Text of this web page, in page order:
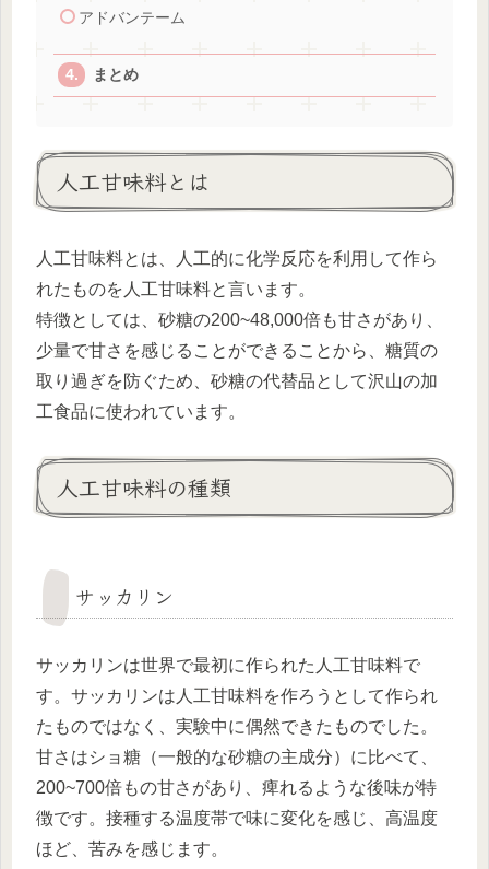
アドバンテーム
まとめ
人工甘味料とは
人工甘味料とは、人工的に化学反応を利用して作ら
れたものを人工甘味料と言います。
特徴としては、砂糖の200~48,000倍も甘さがあり、
少量で甘さを感じることができることから、糖質の
取り過ぎを防ぐため、砂糖の代替品として沢山の加
工食品に使われています。
人工甘味料の種類
サッカリン
サッカリンは世界で最初に作られた人工甘味料で
す。サッカリンは人工甘味料を作ろうとして作られ
たものではなく、実験中に偶然できたものでした。
甘さはショ糖（一般的な砂糖の主成分）に比べて、
200~700倍もの甘さがあり、痺れるような後味が特
徴です。接種する温度帯で味に変化を感じ、高温度
ほど、苦みを感じます。